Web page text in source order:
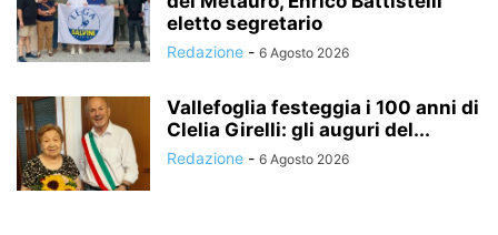
eletto segretario
Redazione - 6 Agosto 2026
Vallefoglia festeggia i 100 anni di
Clelia Girelli: gli auguri del...
Redazione - 6 Agosto 2026